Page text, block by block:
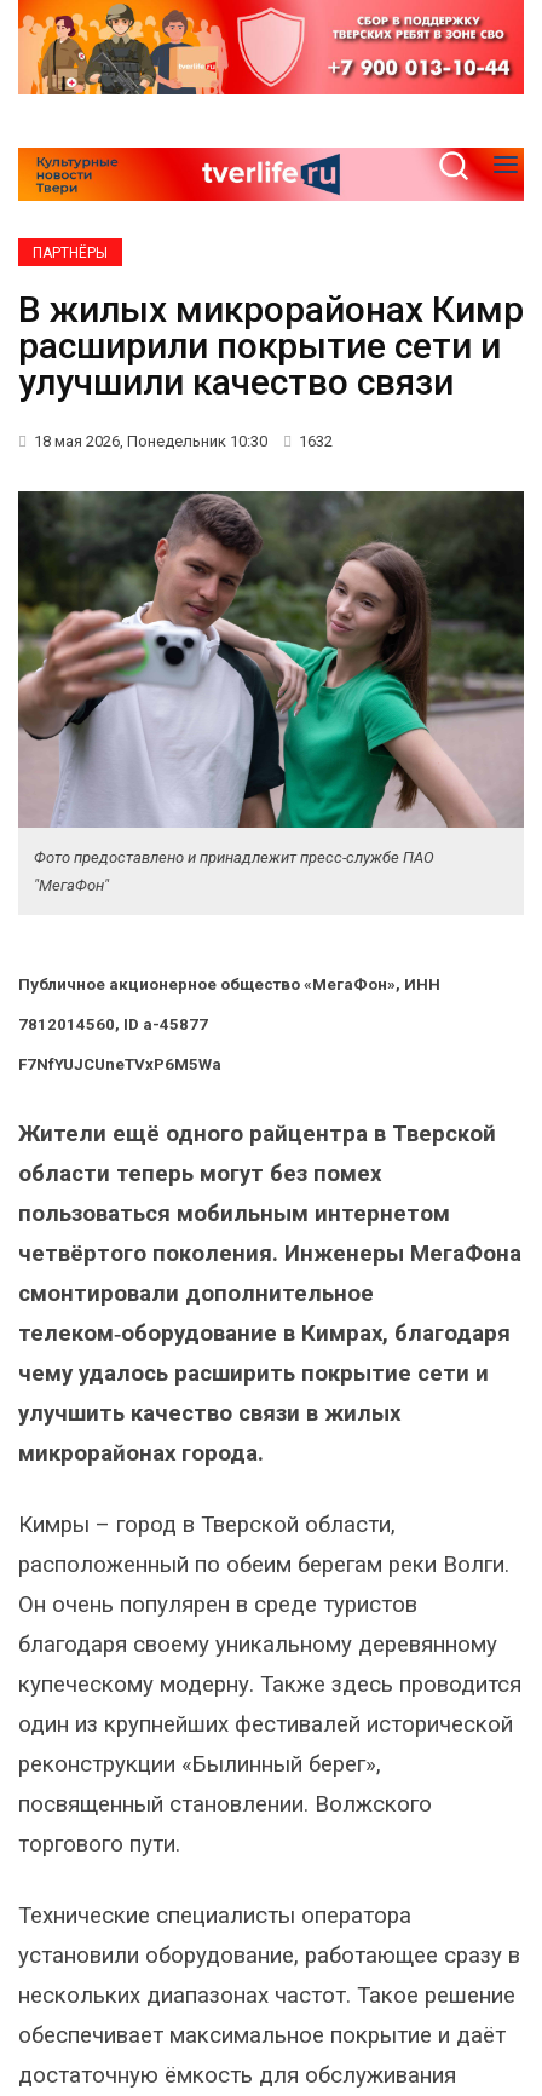
ПАРТНЁРЫ
В жилых микрорайонах Кимр
расширили покрытие сети и
улучшили качество связи
18 мая 2026, Понедельник 10:30 1632
Фото предоставлено и принадлежит пресс-службе ПАО
"МегаФон"
Публичное акционерное общество «МегаФон», ИНН
7812014560, ID a-45877
F7NfYUJCUneTVxP6M5Wa
Жители ещё одного райцентра в Тверской
области теперь могут без помех
пользоваться мобильным интернетом
четвёртого поколения. Инженеры МегаФона
смонтировали дополнительное
телеком‑оборудование в Кимрах, благодаря
чему удалось расширить покрытие сети и
улучшить качество связи в жилых
микрорайонах города.
Кимры – город в Тверской области,
расположенный по обеим берегам реки Волги.
Он очень популярен в среде туристов
благодаря своему уникальному деревянному
купеческому модерну. Также здесь проводится
один из крупнейших фестивалей исторической
реконструкции «Былинный берег»,
посвященный становлении. Волжского
торгового пути.
Технические специалисты оператора
установили оборудование, работающее сразу в
нескольких диапазонах частот. Такое решение
обеспечивает максимальное покрытие и даёт
достаточную ёмкость для обслуживания